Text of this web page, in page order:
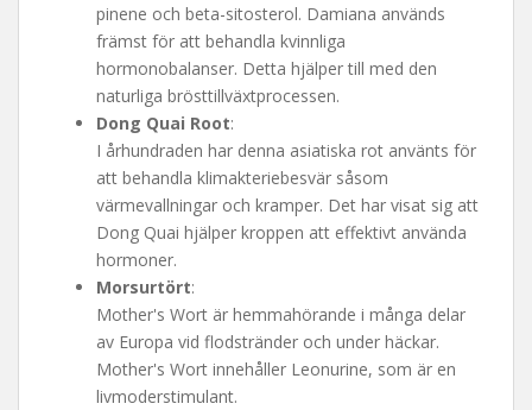
pinene och beta-sitosterol. Damiana används
främst för att behandla kvinnliga
hormonobalanser. Detta hjälper till med den
naturliga brösttillväxtprocessen.
Dong Quai Root:
I århundraden har denna asiatiska rot använts för
att behandla klimakteriebesvär såsom
värmevallningar och kramper. Det har visat sig att
Dong Quai hjälper kroppen att effektivt använda
hormoner.
Morsurtört:
Mother's Wort är hemmahörande i många delar
av Europa vid flodstränder och under häckar.
Mother's Wort innehåller Leonurine, som är en
livmoderstimulant.